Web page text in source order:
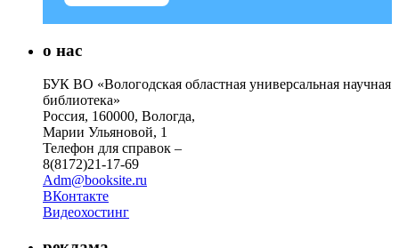
о нас
БУК ВО «Вологодская областная универсальная научная
библиотека»
Россия, 160000, Вологда,
Марии Ульяновой, 1
Телефон для справок –
8(8172)21-17-69
Adm@booksite.ru
ВКонтакте
Видеохостинг